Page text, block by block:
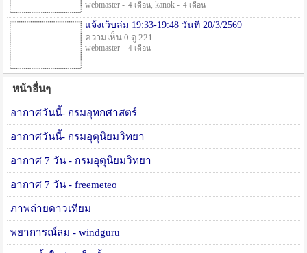
webmaster - 4 เดือน, kanok - 4 เดือน
แจ้งเว็บล่ม 19:33-19:48 วันที่ 20/3/2569
ความเห็น 0 ดู 221
webmaster - 4 เดือน
หน้าอื่นๆ
อากาศวันนี้- กรมอุทกศาสตร์
อากาศวันนี้- กรมอุตุนิยมวิทยา
อากาศ 7 วัน - กรมอุตุนิยมวิทยา
อากาศ 7 วัน - freemeteo
ภาพถ่ายดาวเทียม
พยาการณ์ลม - windguru